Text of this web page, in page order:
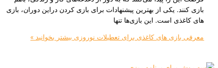
یکی از بهترین پیشنهادات برای بازی کردن دراین دوران، بازی‌
است. این بازی‌ها تنها
های کاغذی برای تعطیلات نوروزیبیشتر بخوانید »